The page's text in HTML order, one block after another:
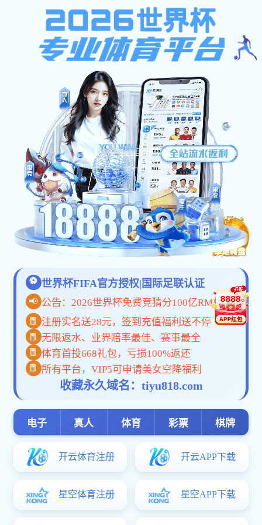
ng南宫体育概况 党建工作 ng28南宫娱乐快讯
招生·招聘 南宫28ng娱乐督导
党建工作
党总支